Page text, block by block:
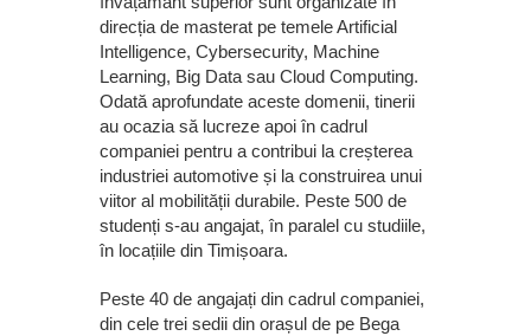
direcția de masterat pe temele Artificial
Intelligence, Cybersecurity, Machine
Learning, Big Data sau Cloud Computing.
Odată aprofundate aceste domenii, tinerii
au ocazia să lucreze apoi în cadrul
companiei pentru a contribui la creșterea
industriei automotive și la construirea unui
viitor al mobilității durabile. Peste 500 de
studenți s-au angajat, în paralel cu studiile,
în locațiile din Timișoara.
Peste 40 de angajați din cadrul companiei,
din cele trei sedii din orașul de pe Bega